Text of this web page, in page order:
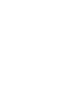
Kembali
Bidik 5
Atlet